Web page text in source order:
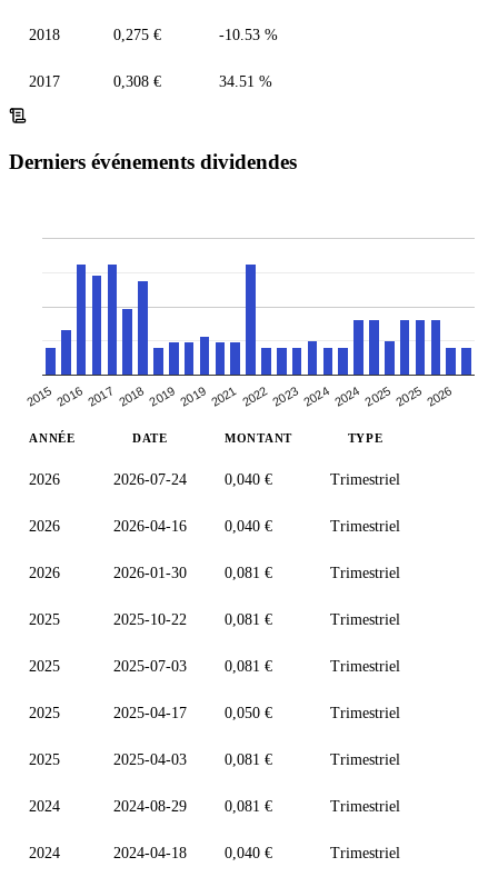
2018 0,275 € -10.53 %
2017 0,308 € 34.51 %
Derniers événements dividendes
2015 2016 2017 20182019 2019 2021 202220232024 2024 2025 2025 2026
ANNÉE DATE MONTANT TYPE
2026 2026-07-24 0,040 € Trimestriel
2026 2026-04-16 0,040 € Trimestriel
2026 2026-01-30 0,081 € Trimestriel
2025 2025-10-22 0,081 € Trimestriel
2025 2025-07-03 0,081 € Trimestriel
2025 2025-04-17 0,050 € Trimestriel
2025 2025-04-03 0,081 € Trimestriel
2024 2024-08-29 0,081 € Trimestriel
2024 2024-04-18 0,040 € Trimestriel